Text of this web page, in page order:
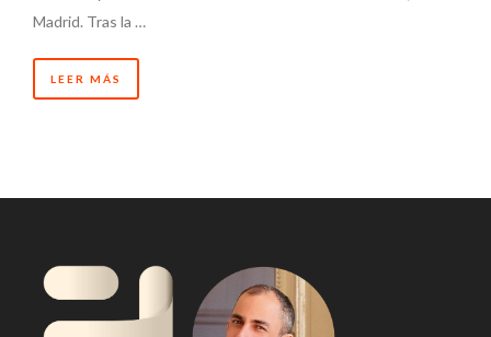
Madrid. Tras la …
LEER MÁS